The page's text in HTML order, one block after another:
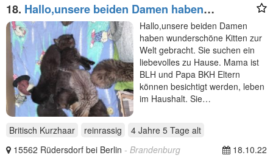
18. Hallo,unsere beiden Damen haben
wunderschöne Kitten zur
Hallo,unsere beiden Damen
haben wunderschöne Kitten zur
Welt gebracht. Sie suchen ein
liebevolles zu Hause. Mama ist
BLH und Papa BKH Eltern
können besichtigt werden, leben
im Haushalt. Sie…
Britisch Kurzhaar reinrassig 4 Jahre 5 Tage alt
15562 Rüdersdorf bei Berlin - Brandenburg 18.10.22